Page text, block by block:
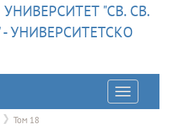
"СВ. СВ.
УНИВЕРСИТЕТСКО
Отваряне
на
Том 18